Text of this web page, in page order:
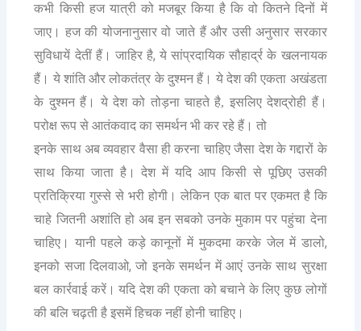
कभी किसी हज यात्री को मजबूर किया है कि वो कितने दिनों में
जाए। हज की योजनानुसार वो जाते हैं और उसी अनुसार सरकार
सुविधायें देतीं हैं। जाहिर है, ये सांप्रदायिक सौहार्द्र के खलनायक
हैं। ये शांति और लोकतंत्र के दुश्मन हैं। ये देश की एकता अखंडता
के दुश्मन हैं। ये देश को तोड़ना चाहते है, इसलिए देशद्रोही हैं।
परोक्ष रूप से आतंकवाद का समर्थन भी कर रहे हैं। तो
इनके साथ अब व्यवहार वैसा ही करना चाहिए जैसा देश के गद्दारों के
साथ किया जाता है। देश में यदि आप किसी से पूछिए उसकी
प्रतिक्रिया गुस्से से भरी होगी। लेकिन एक बात पर एकमत है कि
चाहे जितनी अशांति हो अब इन सबको उनके मुकाम पर पहुंचा देना
चाहिए। यानी पहले कड़े कानूनों में मुकदमा करके जेल में डालो,
इनको सजा दिलवाओ, जो इनके समर्थन में आएं उनके साथ सुरक्षा
बल कार्रवाई करें। यदि देश की एकता को बचाने के लिए कुछ लोगों
की बलि चढ़ती है इसमें हिचक नहीं होनी चाहिए।